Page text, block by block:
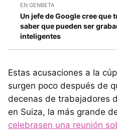
EN GENBETA
Un jefe de Google cree que
saber que pueden ser
inteligentes
Estas acusaciones a la
surgen poco después de
decenas de trabajadores
en Suiza, la más grande
celebrasen una reunión